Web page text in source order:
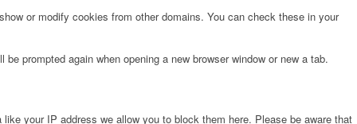
or modify cookies from other domains. You can check these in your
prompted again when opening a new browser window or new a tab.
your IP address we allow you to block them here. Please be aware that